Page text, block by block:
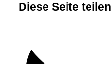
Diese Seite teilen